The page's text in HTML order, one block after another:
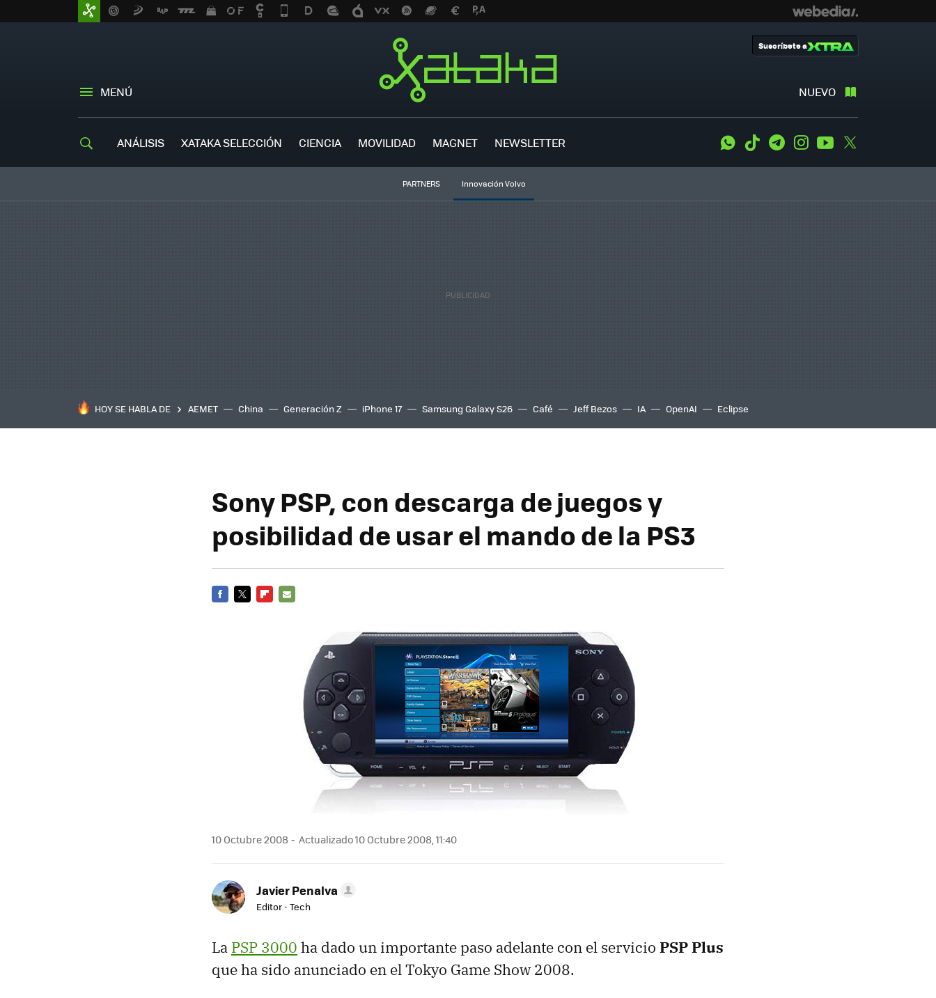
MENÚ NUEVO
Suscríbete a
ANÁLISIS XATAKA SELECCIÓN CIENCIA MOVILIDAD MAGNET NEWSLETTER WhatsApp
Tiktok TelegramInstagramYoutube
PARTNERS Innovación Volvo
HOY SE HABLA DE AEMET China Generación Z iPhone 17 Samsung Galaxy S26 Café Jeff Bezos IA OpenAI Eclipse
Sony PSP, con descarga de juegos y
posibilidad de usar el mando de la PS3
10 Octubre 2008 Actualizado 10 Octubre 2008, 11:40
Javier Penalva
Editor - Tech
La PSP 3000 ha dado un importante paso adelante con el servicio PSPPlus
que ha sido anunciado en el Tokyo Game Show 2008.